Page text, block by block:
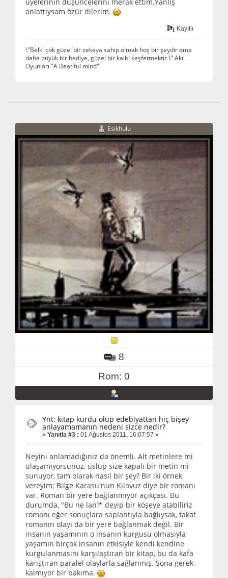
anlattıysam özür dilerim.
Kayıtlı
\"Belki çok güzel bir zekaya sahip olmak hoş bir şeydir ama
daha büyük bir hediye, güzel bir kalbi keşfetmektir.\" Akıl
Oyunları "A Beatiful mind"
Esikhulu
8
Rom: 0
Ynt: kitap kurdu olup edebiyattan hiç bişey
anlayamamanın nedeni sizce nedir?
« Yanıtla #3 : 01 Ağustos 2011, 16:07:57 »
Neyini anlamadığınız da önemli. Alt metinlere mi
ulaşamıyorsunuz, üslup size kapalı bir metin mi
sunuyor, tam olarak nasıl bir şey? Bir iki örnek
vereyim; Bilge Karasu'nun Kılavuz diye bir romanı
var. Roman bir yere bağlanmıyor açıkçası. Bu
durumda, "Bu ne lan?" deyip bir köşeye atabiliriz
romanı eğer sonuçlara saplantıyla bağlıysak, fakat
romanın olayı da bir yere bağlanmak değil. Bir
insanın yaşamının o insanın kurgusu olmasıyla
yaşamın birçok insanın etkisiyle kendi kendine
kurgulanmasını karşılaştıran bir kitap, bu da kafa
karıştıran paralel olaylarla sağlanmış. Sona gerek
kalmıyor bir bakıma.